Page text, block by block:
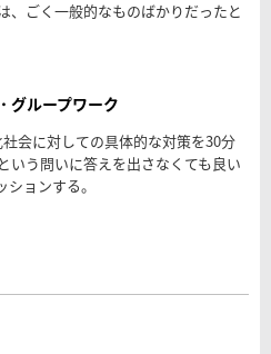
、ごく一般的なものばかりだったと
グループワーク
会に対しての具体的な対策を30分
いう問いに答えを出さなくても良い
ションする。